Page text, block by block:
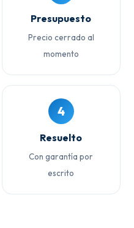
Presupuesto
Precio cerrado al
momento
4
Resuelto
Con garantía por
escrito